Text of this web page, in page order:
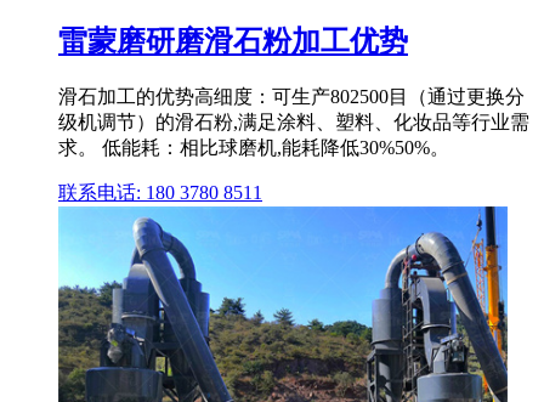
雷蒙磨研磨滑石粉加工优势
滑石加工的优势高细度：可生产802500目（通过更换分
级机调节）的滑石粉,满足涂料、塑料、化妆品等行业需
求。 低能耗：相比球磨机,能耗降低30%50%。
联系电话: 180 3780 8511